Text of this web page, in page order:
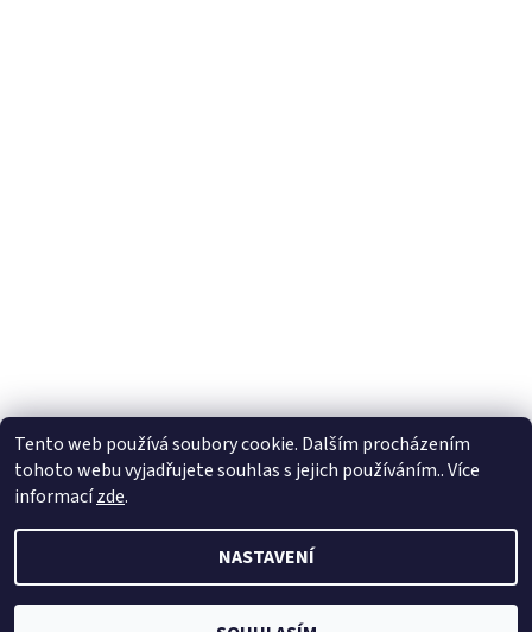
2026 © Auta pro děti, všechna práva vyhrazena
Vytvořil Shoptet
Tento web používá soubory cookie. Dalším procházením
tohoto webu vyjadřujete souhlas s jejich používáním.. Více
informacízde.
NASTAVENÍ